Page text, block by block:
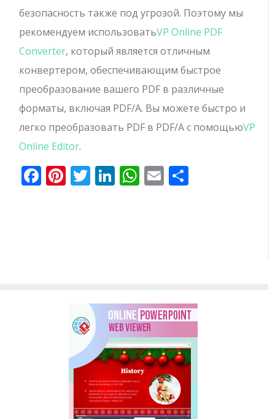
безопасность также под угрозой. Поэтому мы
рекомендуем использоватьVP Online PDF
Converter, который является отличным
конвертером, обеспечивающим быстрое
преобразование вашего PDF в различные
форматы, включая PDF/A. Вы можете быстро и
легко преобразовать PDF в PDF/A с помощьюVP
Online Editor.
Facebook
Pinterest
Twitter
LinkedIn
WhatsApp
Email